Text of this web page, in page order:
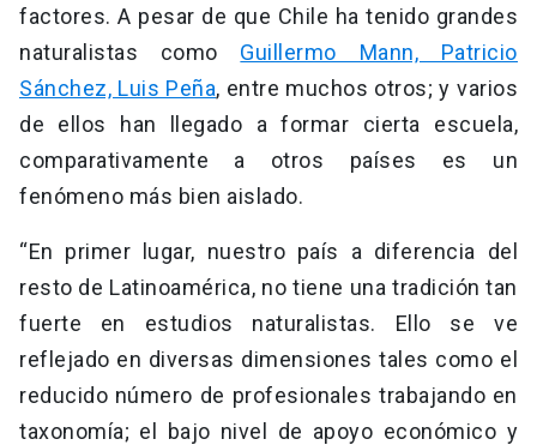
factores. A pesar de que Chile ha tenido grandes
naturalistas como Guillermo Mann, Patricio
Sánchez, Luis Peña, entre muchos otros; y varios
de ellos han llegado a formar cierta escuela,
comparativamente a otros países es un
fenómeno más bien aislado.
“En primer lugar, nuestro país a diferencia del
resto de Latinoamérica, no tiene una tradición tan
fuerte en estudios naturalistas. Ello se ve
reflejado en diversas dimensiones tales como el
reducido número de profesionales trabajando en
taxonomía; el bajo nivel de apoyo económico y